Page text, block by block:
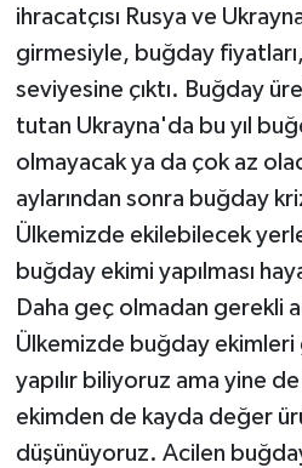
ihracatçısı Rusya ve
girmesiyle, buğday fiyatları,
seviyesine çıktı. Buğday
tutan Ukrayna'da bu yıl
olmayacak ya da çok az
aylarından sonra buğday
Ülkemizde ekilebilecek
buğday ekimi yapılması
Daha geç olmadan gerekli
Ülkemizde buğday
yapılır biliyoruz ama yine
ekimden de kayda değer
düşünüyoruz. Acilen